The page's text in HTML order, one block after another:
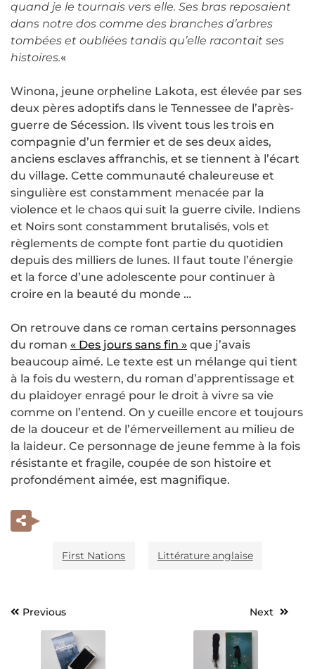
quand je le tournais vers elle. Ses bras reposaient
dans notre dos comme des branches d’arbres
tombées et oubliées tandis qu’elle racontait ses
histoires.«
Winona, jeune orpheline Lakota, est élevée par ses
deux pères adoptifs dans le Tennessee de l’après-
guerre de Sécession. Ils vivent tous les trois en
compagnie d’un fermier et de ses deux aides,
anciens esclaves affranchis, et se tiennent à l’écart
du village. Cette communauté chaleureuse et
singulière est constamment menacée par la
violence et le chaos qui suit la guerre civile. Indiens
et Noirs sont constamment brutalisés, vols et
règlements de compte font partie du quotidien
depuis des milliers de lunes. Il faut toute l’énergie
et la force d’une adolescente pour continuer à
croire en la beauté du monde …
On retrouve dans ce roman certains personnages
du roman « Des jours sans fin » que j’avais
beaucoup aimé. Le texte est un mélange qui tient
à la fois du western, du roman d’apprentissage et
du plaidoyer enragé pour le droit à vivre sa vie
comme on l’entend. On y cueille encore et toujours
de la douceur et de l’émerveillement au milieu de
la laideur. Ce personnage de jeune femme à la fois
résistante et fragile, coupée de son histoire et
profondément aimée, est magnifique.
First Nations Littérature anglaise
Navigation
l’article
Previous Next